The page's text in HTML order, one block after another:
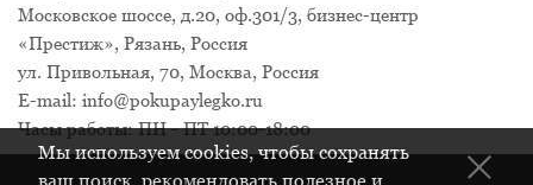
Московское шоссе, д.20, оф.301/3, бизнес-центр
«Престиж», Рязань, Россия
ул. Привольная, 70, Москва, Россия
E-mail: info@pokupaylegko.ru
Часы работы:ПН - ПТ 10:00-18:00
Мы используем cookies, чтобы сохранять
ваш поиск, рекомендовать полезное и